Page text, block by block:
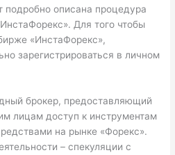
подробно описана процедура
Для того чтобы
«ИнстаФорекс»,
зарегистрироваться в личном
брокер, предоставляющий
лицам доступ к инструментам
на рынке «Форекс».
– спекуляции с